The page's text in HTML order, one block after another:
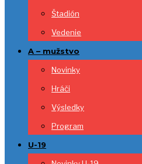
Štadión
Vedenie
A – mužstvo
Novinky
Hráči
Výsledky
Program
U-19